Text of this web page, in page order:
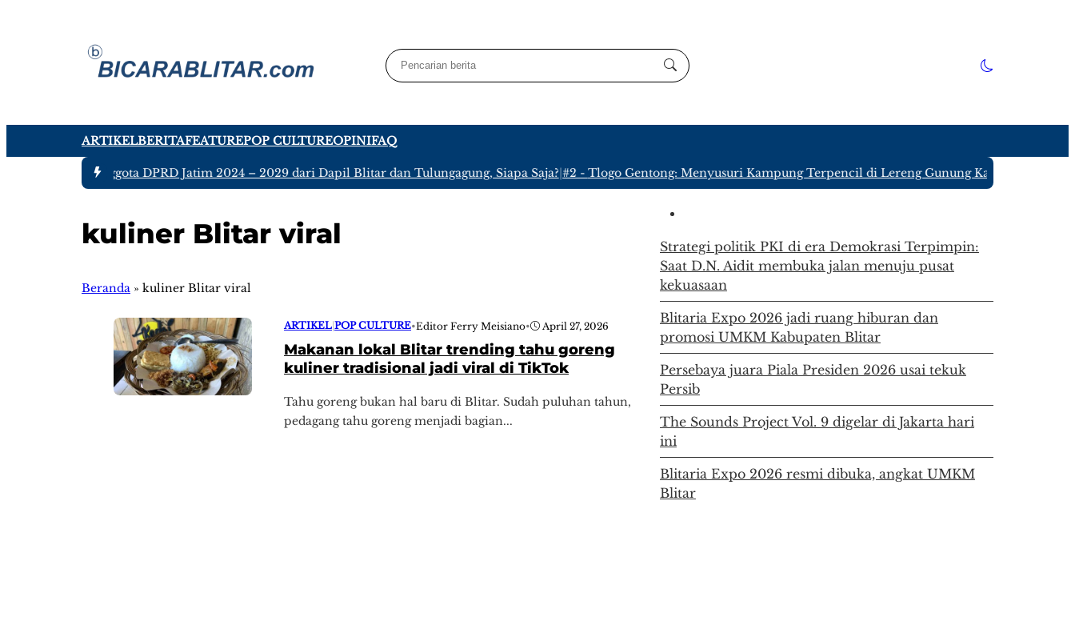
ARTIKELBERITAFEATUREPOP CULTUREOPINIFAQ
Ada tujuh Anggota DPRD Jatim 2024 – 2029 dari Dapil Blitar dan Tulungagung, Siapa Saja?|#2 - Tlogo Gentong: Menyusuri Kampung Terpencil di Lereng Gunung Kawi Blitar yang
kuliner Blitar viral
Beranda » kuliner Blitar viral
ARTIKEL |POP CULTURE•Editor Ferry Meisiano• April 27, 2026
Makanan lokal Blitar trending tahu goreng
kuliner tradisional jadi viral di TikTok
Tahu goreng bukan hal baru di Blitar. Sudah puluhan tahun,
pedagang tahu goreng menjadi bagian...
Strategi politik PKI di era Demokrasi Terpimpin:
Saat D.N. Aidit membuka jalan menuju pusat
kekuasaan
Blitaria Expo 2026 jadi ruang hiburan dan
promosi UMKM Kabupaten Blitar
Persebaya juara Piala Presiden 2026 usai tekuk
Persib
The Sounds Project Vol. 9 digelar di Jakarta hari
ini
Blitaria Expo 2026 resmi dibuka, angkat UMKM
Blitar